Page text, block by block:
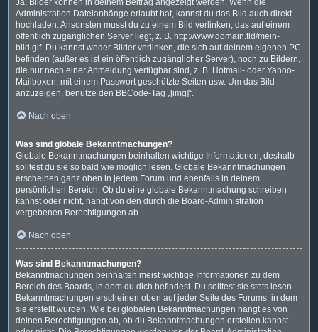
Ja, Bilder können in deinem Beitrag angezeigt werden. Wenn die
Administration Dateianhänge erlaubt hat, kannst du das Bild auch direkt
hochladen. Ansonsten musst du zu einem Bild verlinken, das auf einem
öffentlich zugänglichen Server liegt, z. B. http://www.domain.tld/mein-
bild.gif. Du kannst weder Bilder verlinken, die sich auf deinem eigenen PC
befinden (außer es ist ein öffentlich zugänglicher Server), noch zu Bildern,
die nur nach einer Anmeldung verfügbar sind, z. B. Hotmail- oder Yahoo-
Mailboxen, mit einem Passwort geschützte Seiten usw. Um das Bild
anzuzeigen, benutze den BBCode-Tag „[img]“.
Nach oben
Was sind globale Bekanntmachungen?
Globale Bekanntmachungen beinhalten wichtige Informationen, deshalb
solltest du sie so bald wie möglich lesen. Globale Bekanntmachungen
erscheinen ganz oben in jedem Forum und ebenfalls in deinem
persönlichen Bereich. Ob du eine globale Bekanntmachung schreiben
kannst oder nicht, hängt von den durch die Board-Administration
vergebenen Berechtigungen ab.
Nach oben
Was sind Bekanntmachungen?
Bekanntmachungen beinhalten meist wichtige Informationen zu dem
Bereich des Boards, in dem du dich befindest. Du solltest sie stets lesen.
Bekanntmachungen erscheinen oben auf jeder Seite des Forums, in dem
sie erstellt wurden. Wie bei globalen Bekanntmachungen hängt es von
deinen Berechtigungen ab, ob du Bekanntmachungen erstellen kannst